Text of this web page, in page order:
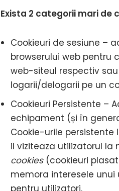
Exista 2 categorii mari de
Cookieuri de sesiune –
browserului web pentru
web-siteul respectiv
logarii/delogarii pe un
Cookieuri Persistente –
echipament (și în
Cookie-urile
il viziteaza utilizatorul
cookies(cookieuri
memora interesele
pentru utilizatori.